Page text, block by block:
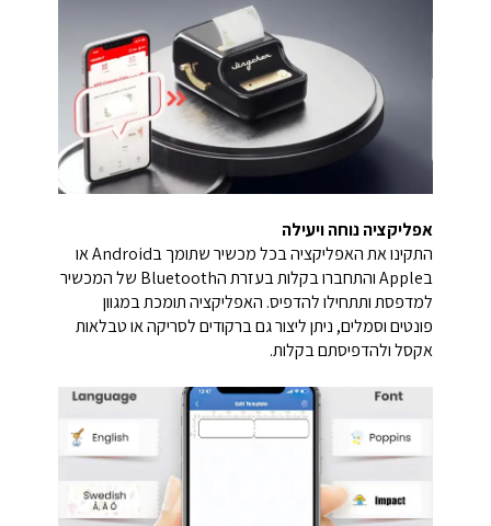
אפליקציה נוחה ויעילה
התקינו את האפליקציה בכל מכשיר שתומך בAndroid או
בApple והתחברו בקלות בעזרת הBluetooth של המכשיר
למדפסת ותתחילו להדפיס. האפליקציה תומכת במגוון
פונטים וסמלים, ניתן ליצור גם ברקודים לסריקה או טבלאות
אקסל ולהדפיסתם בקלות.